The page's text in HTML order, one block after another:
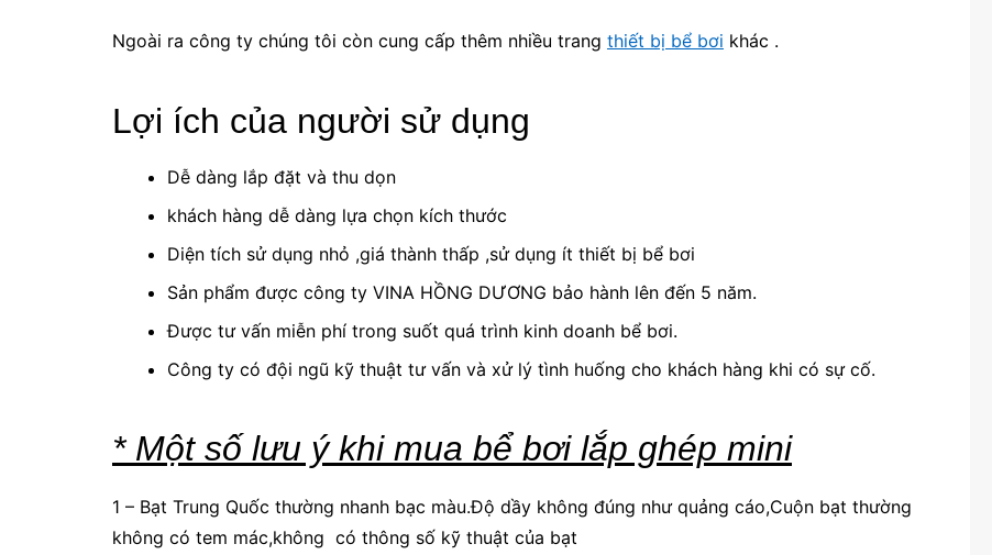
Ngoài ra công ty chúng tôi còn cung cấp thêm nhiều trang thiết bị bể bơi khác .
Lợi ích của người sử dụng
Dễ dàng lắp đặt và thu dọn
khách hàng dễ dàng lựa chọn kích thước
Diện tích sử dụng nhỏ ,giá thành thấp ,sử dụng ít thiết bị bể bơi
Sản phẩm được công ty VINA HỒNG DƯƠNG bảo hành lên đến 5 năm.
Được tư vấn miễn phí trong suốt quá trình kinh doanh bể bơi.
Công ty có đội ngũ kỹ thuật tư vấn và xử lý tình huống cho khách hàng khi có sự cố.
* Một số lưu ý khi mua bể bơi lắp ghép mini
1 – Bạt Trung Quốc thường nhanh bạc màu.Độ dầy không đúng như quảng cáo,Cuộn bạt thường
không có tem mác,không có thông số kỹ thuật của bạt